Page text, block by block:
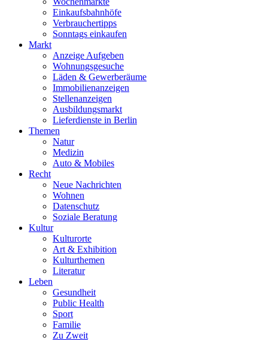
Einkaufsbahnhöfe
Verbrauchertipps
Sonntags einkaufen
Markt
Anzeige Aufgeben
Wohnungsgesuche
Läden & Gewerberäume
Immobilienanzeigen
Stellenanzeigen
Ausbildungsmarkt
Lieferdienste in Berlin
Themen
Natur
Medizin
Auto & Mobiles
Recht
Neue Nachrichten
Wohnen
Datenschutz
Soziale Beratung
Kultur
Kulturorte
Art & Exhibition
Kulturthemen
Literatur
Leben
Gesundheit
Public Health
Sport
Familie
Zu Zweit